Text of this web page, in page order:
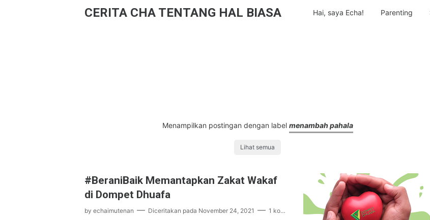
CERITA CHA TENTANG HAL BIASA Hai, saya Echa! Parenting
Menampilkan postingan dengan label menambah pahala
Lihat semua
#BeraniBaik Memantapkan Zakat Wakaf
di Dompet Dhuafa
by echaimutenan Diceritakan pada November 24, 2021 1 komentar